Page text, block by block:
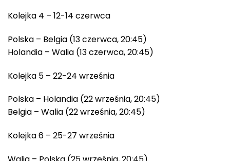
Kolejka 4 – 12-14 czerwca
Polska – Belgia (13 czerwca, 20:45)
Holandia – Walia (13 czerwca, 20:45)
Kolejka 5 – 22-24 września
Polska – Holandia (22 września, 20:45)
Belgia – Walia (22 września, 20:45)
Kolejka 6 – 25-27 września